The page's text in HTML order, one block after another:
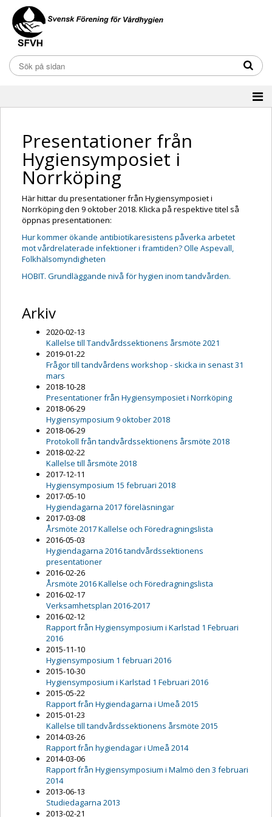
Presentationer från
Hygiensymposiet i
Norrköping
Här hittar du presentationer från Hygiensymposiet i
Norrköping den 9 oktober 2018. Klicka på respektive titel så
öppnas presentationen:
Hur kommer ökande antibiotikaresistens påverka arbetet
mot vårdrelaterade infektioner i framtiden? Olle Aspevall,
Folkhälsomyndigheten
HOBIT. Grundläggande nivå för hygien inom tandvården.
Arkiv
2020-02-13
Kallelse till Tandvårdssektionens årsmöte 2021
2019-01-22
Frågor till tandvårdens workshop - skicka in senast 31
mars
2018-10-28
Presentationer från Hygiensymposiet i Norrköping
2018-06-29
Hygiensymposium 9 oktober 2018
2018-06-29
Protokoll från tandvårdssektionens årsmöte 2018
2018-02-22
Kallelse till årsmöte 2018
2017-12-11
Hygiensymposium 15 februari 2018
2017-05-10
Hygiendagarna 2017 föreläsningar
2017-03-08
Årsmöte 2017 Kallelse och Föredragningslista
2016-05-03
Hygiendagarna 2016 tandvårdssektionens
presentationer
2016-02-26
Årsmöte 2016 Kallelse och Föredragningslista
2016-02-17
Verksamhetsplan 2016-2017
2016-02-12
Rapport från Hygiensymposium i Karlstad 1 Februari
2016
2015-11-10
Hygiensymposium 1 februari 2016
2015-10-30
Hygiensymposium i Karlstad 1 Februari 2016
2015-05-22
Rapport från Hygiendagarna i Umeå 2015
2015-01-23
Kallelse till tandvårdssektionens årsmöte 2015
2014-03-26
Rapport från hygiendagar i Umeå 2014
2014-03-06
Rapport från Hygiensymposium i Malmö den 3 februari
2014
2013-06-13
Studiedagarna 2013
2013-02-21